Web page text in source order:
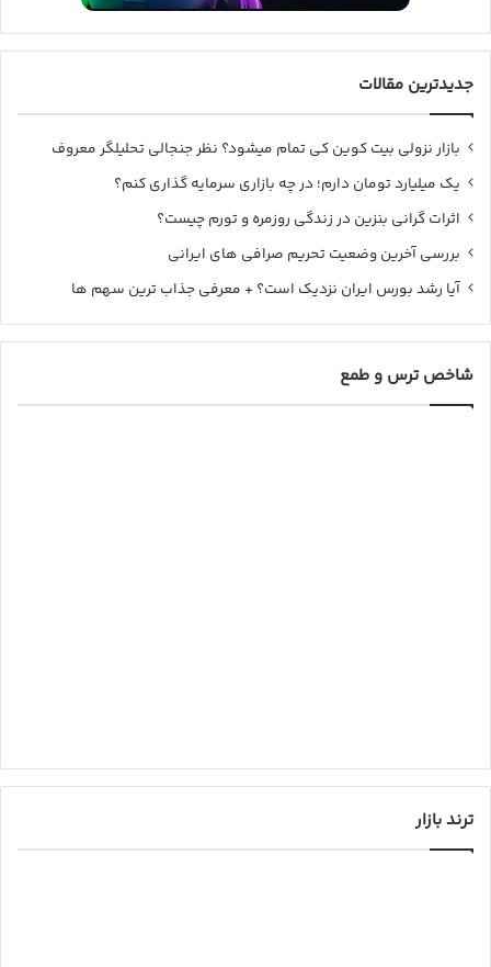
جدیدترین مقالات
بازار نزولی بیت کوین کی تمام میشود؟ نظر جنجالی تحلیلگر معروف
یک میلیارد تومان دارم؛ در چه بازاری سرمایه گذاری کنم؟
اثرات گرانی بنزین در زندگی روزمره و تورم چیست؟
بررسی آخرین وضعیت تحریم صرافی های ایرانی
آیا رشد بورس ایران نزدیک است؟ + معرفی جذاب ترین سهم ها
شاخص ترس و طمع
ترند بازار